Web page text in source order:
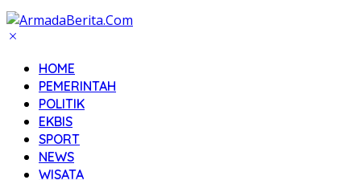
HOME
PEMERINTAH
POLITIK
EKBIS
SPORT
NEWS
WISATA